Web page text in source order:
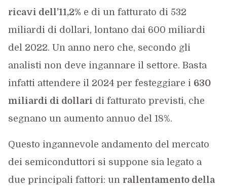
ricavi dell’11,2% e di un fatturato di 532
miliardi di dollari, lontano dai 600 miliardi
del 2022. Un anno nero che, secondo gli
analisti non deve ingannare il settore. Basta
infatti attendere il 2024 per festeggiare i 630
miliardi di dollari di fatturato previsti, che
segnano un aumento annuo del 18%.
Questo ingannevole andamento del mercato
dei semiconduttori si suppone sia legato a
due principali fattori: un rallentamento della